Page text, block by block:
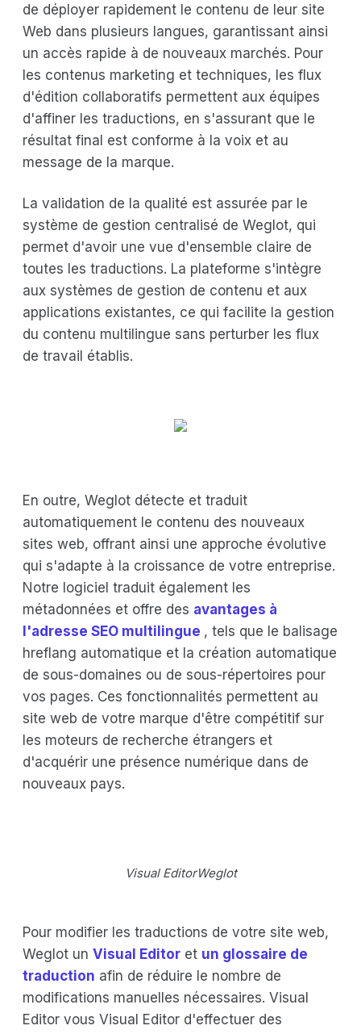
de déployer rapidement le contenu de leur site
Web dans plusieurs langues, garantissant ainsi
un accès rapide à de nouveaux marchés. Pour
les contenus marketing et techniques, les flux
d'édition collaboratifs permettent aux équipes
d'affiner les traductions, en s'assurant que le
résultat final est conforme à la voix et au
message de la marque.
La validation de la qualité est assurée par le
système de gestion centralisé de Weglot, qui
permet d'avoir une vue d'ensemble claire de
toutes les traductions. La plateforme s'intègre
aux systèmes de gestion de contenu et aux
applications existantes, ce qui facilite la gestion
du contenu multilingue sans perturber les flux
de travail établis.
En outre, Weglot détecte et traduit
automatiquement le contenu des nouveaux
sites web, offrant ainsi une approche évolutive
qui s'adapte à la croissance de votre entreprise.
Notre logiciel traduit également les
métadonnées et offre des avantages à
l'adresse SEO multilingue , tels que le balisage
hreflang automatique et la création automatique
de sous-domaines ou de sous-répertoires pour
vos pages. Ces fonctionnalités permettent au
site web de votre marque d'être compétitif sur
les moteurs de recherche étrangers et
d'acquérir une présence numérique dans de
nouveaux pays.
Visual EditorWeglot
Pour modifier les traductions de votre site web,
Weglot un Visual Editor et un glossaire de
traduction afin de réduire le nombre de
modifications manuelles nécessaires. Visual
Editor vous Visual Editor d'effectuer des